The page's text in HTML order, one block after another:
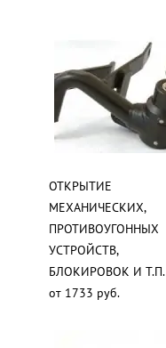
ОТКРЫТИЕ
МЕХАНИЧЕСКИХ,
ПРОТИВОУГОННЫХ
УСТРОЙСТВ,
БЛОКИРОВОК И Т.П.
от 1733 руб.